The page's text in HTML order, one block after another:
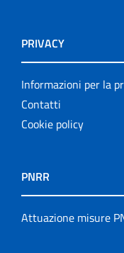
PRIVACY
Informazioni per la
Contatti
Cookie policy
PNRR
Attuazione misure